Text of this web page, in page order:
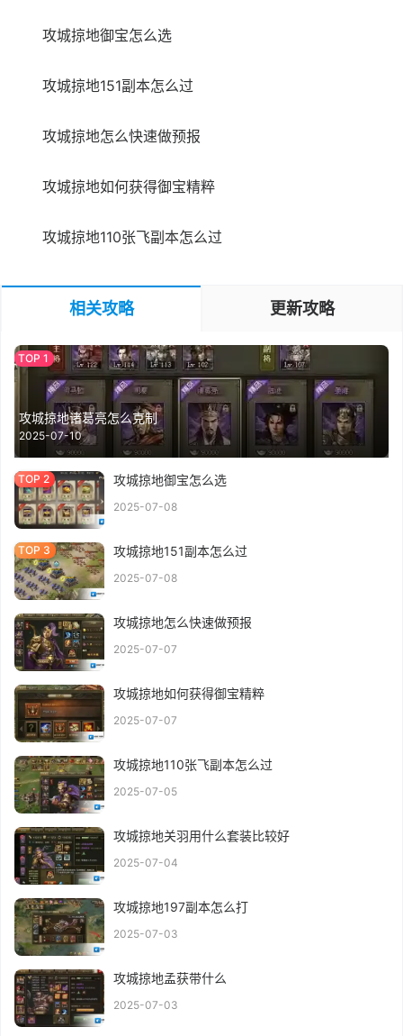
攻城掠地御宝怎么选
攻城掠地151副本怎么过
攻城掠地怎么快速做预报
攻城掠地如何获得御宝精粹
攻城掠地110张飞副本怎么过
相关攻略 更新攻略
攻城掠地诸葛亮怎么克制
2025-07-10
攻城掠地御宝怎么选
2025-07-08
攻城掠地151副本怎么过
2025-07-08
攻城掠地怎么快速做预报
2025-07-07
攻城掠地如何获得御宝精粹
2025-07-07
攻城掠地110张飞副本怎么过
2025-07-05
攻城掠地关羽用什么套装比较好
2025-07-04
攻城掠地197副本怎么打
2025-07-03
攻城掠地孟获带什么
2025-07-03